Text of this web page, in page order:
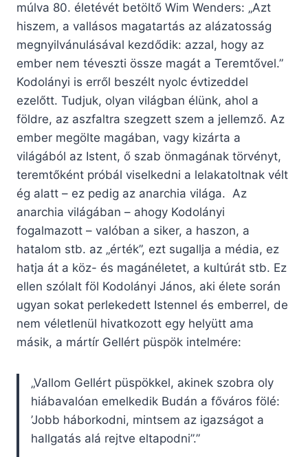
múlva 80. életévét betöltő Wim Wenders: „Azt
hiszem, a vallásos magatartás az alázatosság
megnyilvánulásával kezdődik: azzal, hogy az
ember nem téveszti össze magát a Teremtővel.”
Kodolányi is erről beszélt nyolc évtizeddel
ezelőtt. Tudjuk, olyan világban élünk, ahol a
földre, az aszfaltra szegzett szem a jellemző. Az
ember megölte magában, vagy kizárta a
világából az Istent, ő szab önmagának törvényt,
teremtőként próbál viselkedni a lelakatoltnak vélt
ég alatt – ez pedig az anarchia világa. Az
anarchia világában – ahogy Kodolányi
fogalmazott – valóban a siker, a haszon, a
hatalom stb. az „érték”, ezt sugallja a média, ez
hatja át a köz- és magánéletet, a kultúrát stb. Ez
ellen szólalt föl Kodolányi János, aki élete során
ugyan sokat perlekedett Istennel és emberrel, de
nem véletlenül hivatkozott egy helyütt ama
másik, a mártír Gellért püspök intelmére:
„Vallom Gellért püspökkel, akinek szobra oly
hiábavalóan emelkedik Budán a főváros fölé:
’Jobb háborkodni, mintsem az igazságot a
hallgatás alá rejtve eltapodni”.”